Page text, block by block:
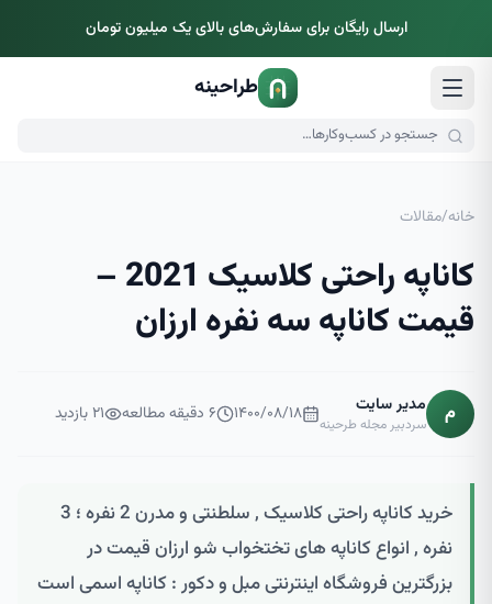
ارسال رایگان برای سفارش‌های بالای یک میلیون تومان
طراحینه
خانه/مقالات
کاناپه راحتی کلاسیک 2021 –
قیمت کاناپه سه نفره ارزان
م مدیر سایت
سردبیر مجله طرحینه ۱۴۰۰/۰۸/۱۸ ۶ دقیقه مطالعه ۲۱بازدید
خرید کاناپه راحتی کلاسیک , سلطنتی و مدرن 2 نفره ؛ 3
نفره , انواع کاناپه های تختخواب شو ارزان قیمت در
بزرگترین فروشگاه اینترنتی مبل و دکور : کاناپه اسمی است